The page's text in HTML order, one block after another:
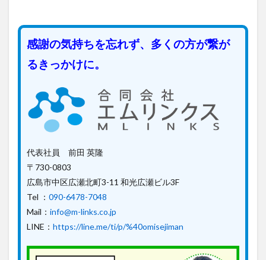
感謝の気持ちを忘れず、多くの方が繋が
るきっかけに。
代表社員 前田 英隆
〒730-0803
広島市中区広瀬北町3-11 和光広瀬ビル3F
Tel ： 090-6478-7048
Mail： info@m-links.co.jp
LINE： https://line.me/ti/p/%40omisejiman